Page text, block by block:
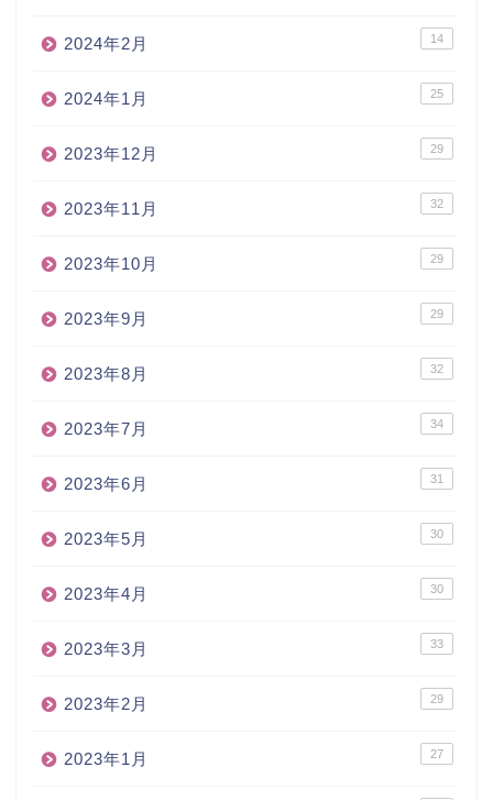
2024年2月 14
2024年1月 25
2023年12月 29
2023年11月 32
2023年10月 29
2023年9月 29
2023年8月 32
2023年7月 34
2023年6月 31
2023年5月 30
2023年4月 30
2023年3月 33
2023年2月 29
2023年1月 27